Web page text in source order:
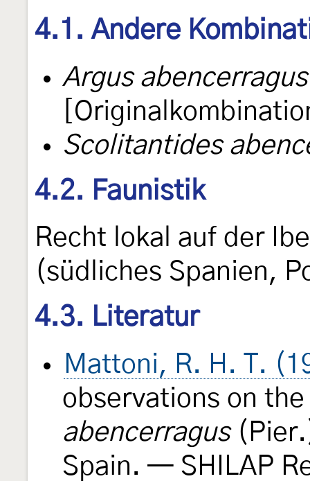
4.1. Andere
Argus abencerragus
Scolitantides
4.2. Faunistik
Recht lokal auf der
(südliches Spanien,
4.3. Literatur
Mattoni, R. H. T.
observations on
abencerragus
Spain. — SHILAP